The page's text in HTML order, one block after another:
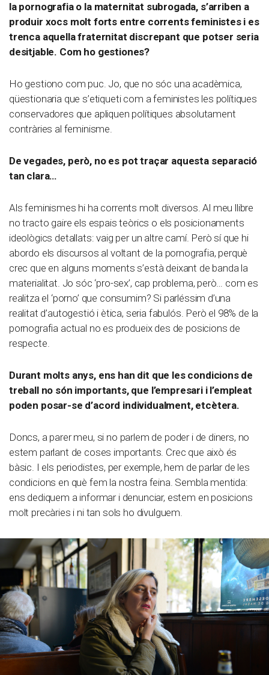
la pornografia o la maternitat subrogada, s’arriben a
produir xocs molt forts entre corrents feministes i es
trenca aquella fraternitat discrepant que potser seria
desitjable. Com ho gestiones?
Ho gestiono com puc. Jo, que no sóc una acadèmica,
qüestionaria que s’etiqueti com a feministes les polítiques
conservadores que apliquen polítiques absolutament
contràries al feminisme.
De vegades, però, no es pot traçar aquesta separació
tan clara…
Als feminismes hi ha corrents molt diversos. Al meu llibre
no tracto gaire els espais teòrics o els posicionaments
ideològics detallats: vaig per un altre camí. Però sí que hi
abordo els discursos al voltant de la pornografia, perquè
crec que en alguns moments s’està deixant de banda la
materialitat. Jo sóc ‘pro-sex’, cap problema, però… com es
realitza el ‘porno’ que consumim? Si parléssim d’una
realitat d’autogestió i ètica, seria fabulós. Però el 98% de la
pornografia actual no es produeix des de posicions de
respecte.
Durant molts anys, ens han dit que les condicions de
treball no són importants, que l’empresari i l’empleat
poden posar-se d’acord individualment, etcètera.
Doncs, a parer meu, si no parlem de poder i de diners, no
estem parlant de coses importants. Crec que això és
bàsic. I els periodistes, per exemple, hem de parlar de les
condicions en què fem la nostra feina. Sembla mentida:
ens dediquem a informar i denunciar, estem en posicions
molt precàries i ni tan sols ho divulguem.